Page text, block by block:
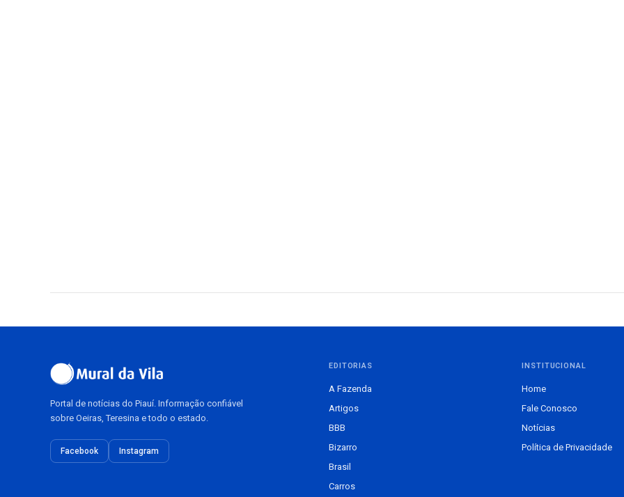
Portal de notícias do Piauí. Informação confiável
sobre Oeiras, Teresina e todo o estado.
Facebook Instagram
EDITORIAS
A Fazenda
Artigos
BBB
Bizarro
Brasil
Carros
INSTITUCIONAL
Home
Fale Conosco
Notícias
Política de Privacidade